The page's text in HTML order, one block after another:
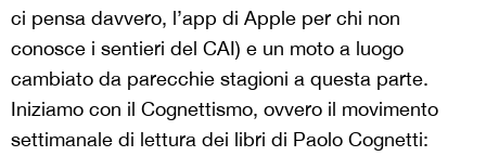
ci pensa davvero, l’app di Apple per chi non
conosce i sentieri del CAI) e un moto a luogo
cambiato da parecchie stagioni a questa parte.
Iniziamo con il Cognettismo, ovvero il movimento
settimanale di lettura dei libri di Paolo Cognetti: